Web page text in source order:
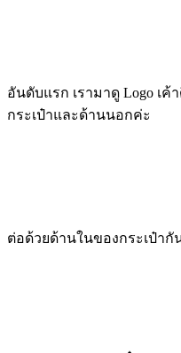
อันดับแรก เรามาดู Logo เค้
กระเป๋าและด้านนอกค่ะ
ต่อด้วยด้านในของกระเป๋ากั